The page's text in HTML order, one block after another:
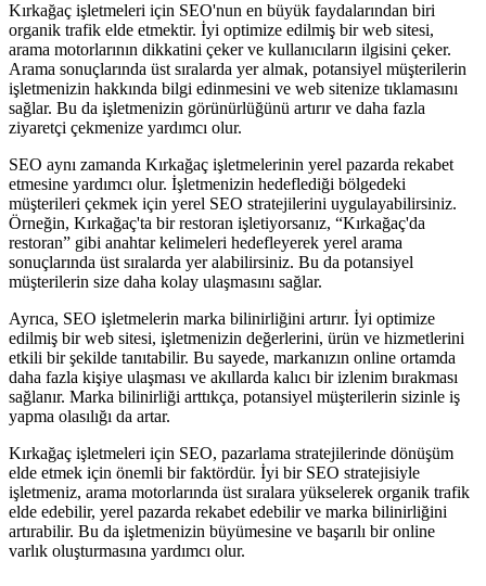
Kırkağaç işletmeleri için SEO'nun en büyük faydalarından biri
organik trafik elde etmektir. İyi optimize edilmiş bir web sitesi,
arama motorlarının dikkatini çeker ve kullanıcıların ilgisini çeker.
Arama sonuçlarında üst sıralarda yer almak, potansiyel müşterilerin
işletmenizin hakkında bilgi edinmesini ve web sitenize tıklamasını
sağlar. Bu da işletmenizin görünürlüğünü artırır ve daha fazla
ziyaretçi çekmenize yardımcı olur.
SEO aynı zamanda Kırkağaç işletmelerinin yerel pazarda rekabet
etmesine yardımcı olur. İşletmenizin hedeflediği bölgedeki
müşterileri çekmek için yerel SEO stratejilerini uygulayabilirsiniz.
Örneğin, Kırkağaç'ta bir restoran işletiyorsanız, “Kırkağaç'da
restoran” gibi anahtar kelimeleri hedefleyerek yerel arama
sonuçlarında üst sıralarda yer alabilirsiniz. Bu da potansiyel
müşterilerin size daha kolay ulaşmasını sağlar.
Ayrıca, SEO işletmelerin marka bilinirliğini artırır. İyi optimize
edilmiş bir web sitesi, işletmenizin değerlerini, ürün ve hizmetlerini
etkili bir şekilde tanıtabilir. Bu sayede, markanızın online ortamda
daha fazla kişiye ulaşması ve akıllarda kalıcı bir izlenim bırakması
sağlanır. Marka bilinirliği arttıkça, potansiyel müşterilerin sizinle iş
yapma olasılığı da artar.
Kırkağaç işletmeleri için SEO, pazarlama stratejilerinde dönüşüm
elde etmek için önemli bir faktördür. İyi bir SEO stratejisiyle
işletmeniz, arama motorlarında üst sıralara yükselerek organik trafik
elde edebilir, yerel pazarda rekabet edebilir ve marka bilinirliğini
artırabilir. Bu da işletmenizin büyümesine ve başarılı bir online
varlık oluşturmasına yardımcı olur.